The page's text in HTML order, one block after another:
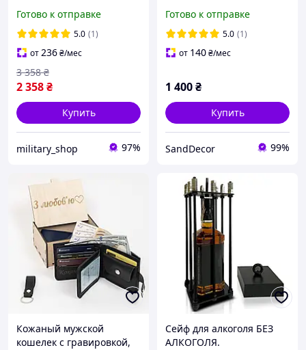
праздник, полезный
мужской подарок для
любимого
Готово к отправке
5.0 (1)
от236₴/мес
2 358₴
3 358 ₴
Купить
military_shop 97%
мужчине на День
рождения Бокал с
надписью
Готово к отправке
5.0 (1)
от 140₴/мес
1 400₴
Купить
SandDecor 99%
Кожаный мужской
кошелек с гравировкой,
Сейф для алкоголя БЕЗ
АЛКОГОЛЯ.